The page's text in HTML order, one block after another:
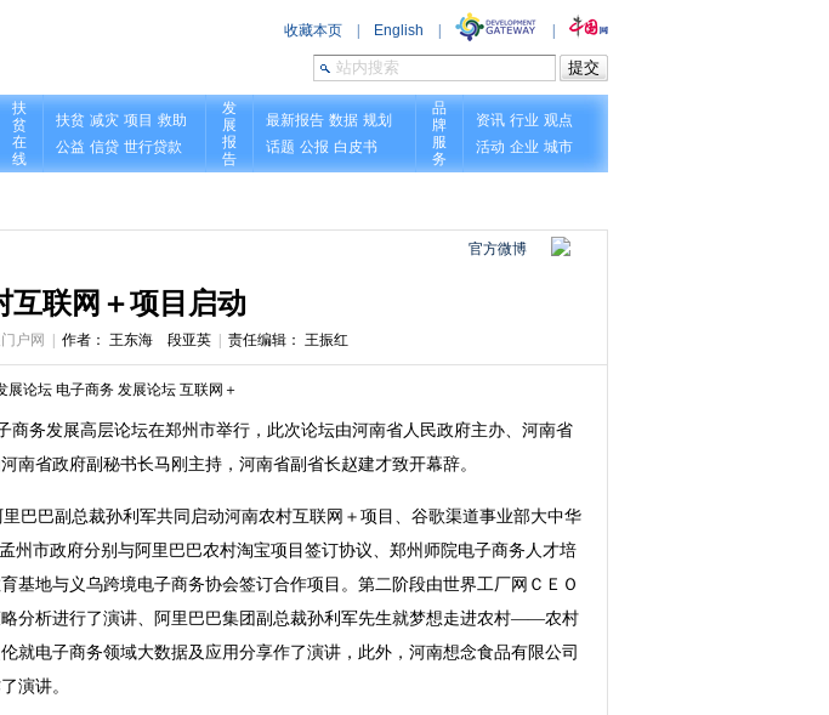
官方微博
互联网＋项目启动
户网 作者： 王东海 段亚英| 责任编辑： 王振红
展论坛 电子商务 发展论坛 互联网＋
务发展高层论坛在郑州市举行，此次论坛由河南省人民政府主办、河南省
省政府副秘书长马刚主持，河南省副省长赵建才致开幕辞。
巴巴副总裁孙利军共同启动河南农村互联网＋项目、谷歌渠道事业部大中华
州市政府分别与阿里巴巴农村淘宝项目签订协议、郑州师院电子商务人才培
地与义乌跨境电子商务协会签订合作项目。第二阶段由世界工厂网ＣＥＯ
分析进行了演讲、阿里巴巴集团副总裁孙利军先生就梦想走进农村――农村
电子商务领域大数据及应用分享作了演讲，此外，河南想念食品有限公司
演讲。